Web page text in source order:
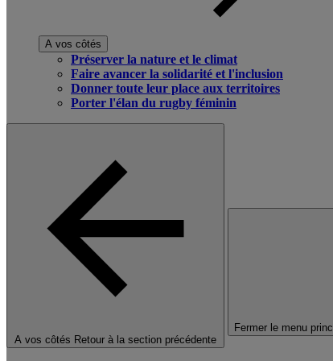
A vos côtés
Préserver la nature et le climat
Faire avancer la solidarité et l'inclusion
Donner toute leur place aux territoires
Porter l'élan du rugby féminin
A vos côtés Retour à la section précédente
Fermer le menu